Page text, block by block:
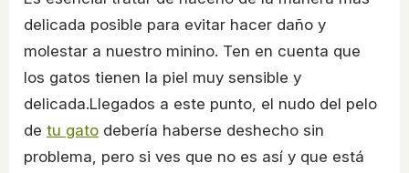
delicada posible para evitar hacer daño y
molestar a nuestro minino. Ten en cuenta que
los gatos tienen la piel muy sensible y
delicada.Llegados a este punto, el nudo del pelo
de tu gato debería haberse deshecho sin
problema, pero si ves que no es así y que está